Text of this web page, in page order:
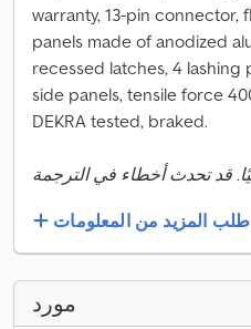
warranty, 13-pin connector,
panels made of anodized
recessed latches, 4
side panels, tensile force
DEKRA tested, braked.
طلب المزيد من المعلومات
مورد